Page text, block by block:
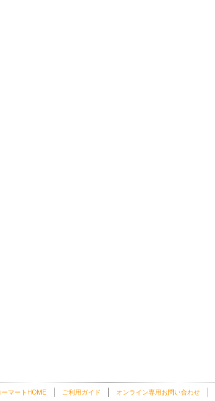
ーマートHOME ご利用ガイド オンライン専用お問い合わせ